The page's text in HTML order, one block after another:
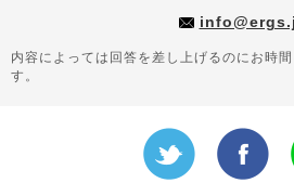
内容によっては回答を差し上げるのにお時
す。